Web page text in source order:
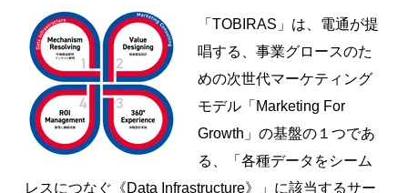
「TOBIRAS」は、電通が提
唱する、事業グロースのた
めの次世代マーケティング
モデル「Marketing For
Growth」の基盤の１つであ
る、「各種データをシーム
レスにつなぐ《Data Infrastructure》」に該当するサー